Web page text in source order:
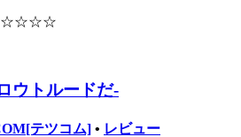
★☆☆☆☆
ウトルードだ-
テツコム] • レビュー